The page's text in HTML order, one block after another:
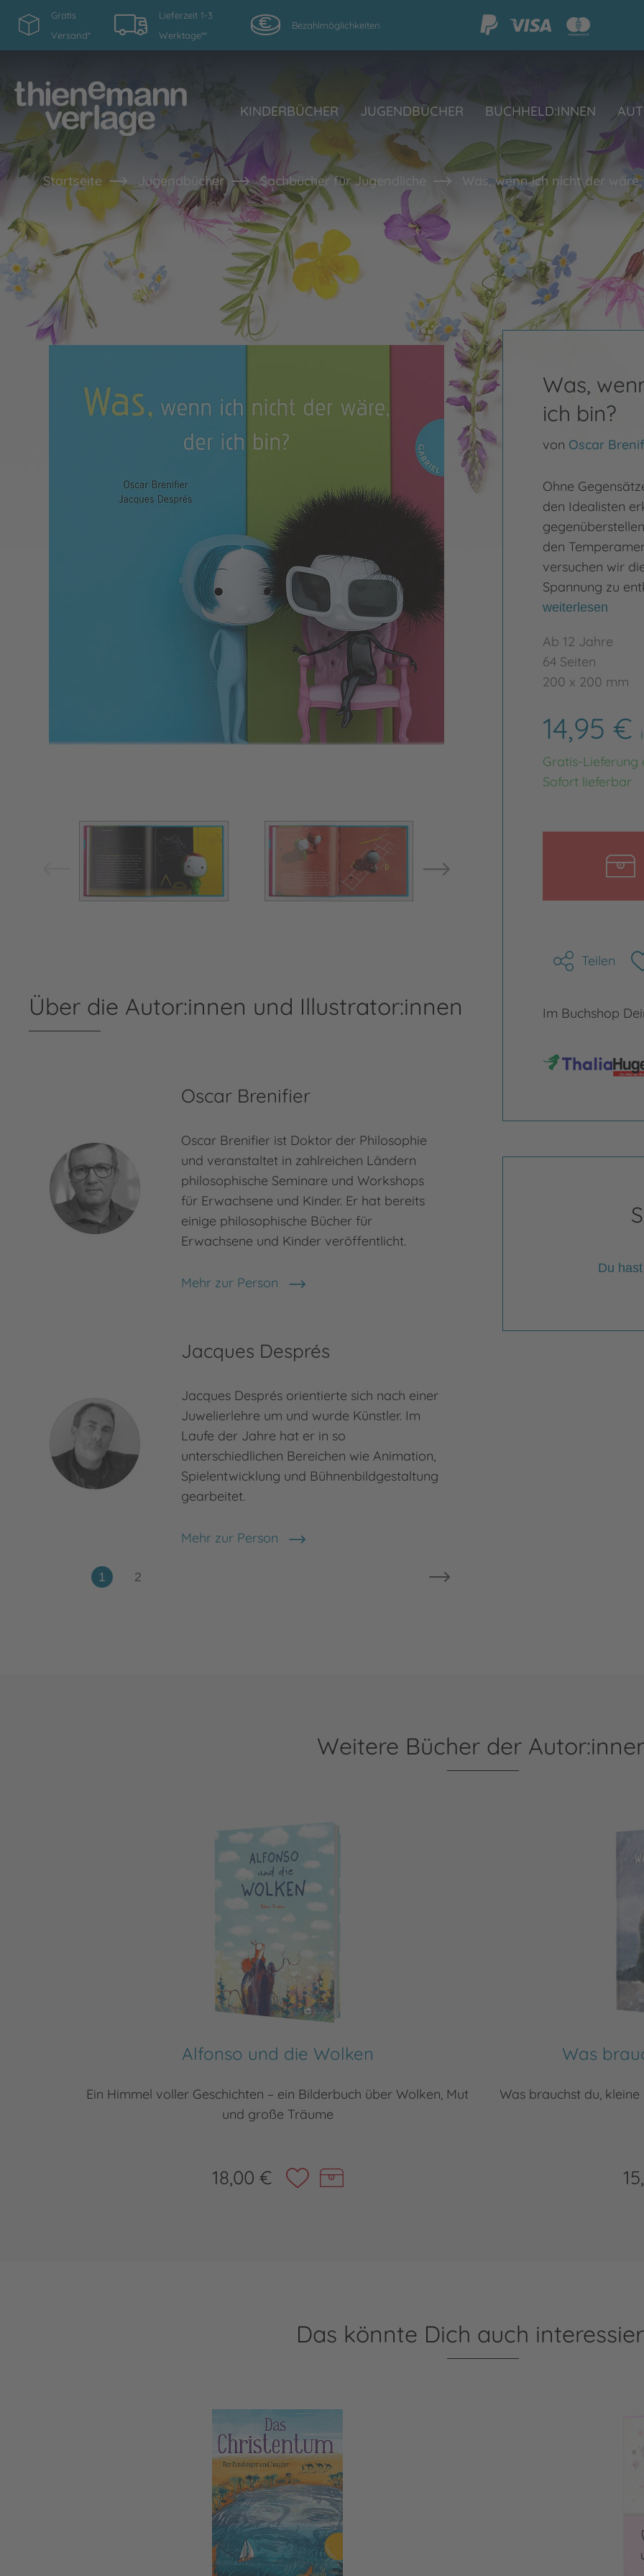
Gratis
Versand*
Lieferzeit 1-3
Werktage**
Bezahlmöglichkeiten
KINDERBÜCHER JUGENDBÜCHER BUCHHELD:INNEN
Startseite Jugendbücher Sachbücher für Jugendliche Was, wenn ich nicht der
Bild vergrößern Bild
Was,
ich bin?
von Oscar
Ohne
den Idealisten
den
versuchen wir
Spannung zu
weiterlesen
Ab 12 Jahre
64 Seiten
200 x 200 mm
14,95 €
Gratis-Lieferung
Sofort lieferbar
Teilen
Im Buchshop
Du
Über die Autor:innen und Illustrator:innen
Oscar Brenifier
Oscar Brenifier ist Doktor der Philosophie
und veranstaltet in zahlreichen Ländern
philosophische Seminare und Workshops
für Erwachsene und Kinder. Er hat bereits
einige philosophische Bücher für
Erwachsene und Kinder veröffentlicht.
Mehr zur Person
Oscar Brenifier
Jacques Després
Jacques Després orientierte sich nach einer
Juwelierlehre um und wurde Künstler. Im
Laufe der Jahre hat er in so
unterschiedlichen Bereichen wie Animation,
Spielentwicklung und Bühnenbildgestaltung
gearbeitet.
Mehr zur Person
Jacques Després
und
Weitere Bücher der
Alfonso und die Wolken
Ein Himmel voller Geschichten – ein Bilderbuch über Wolken, Mut
und große Träume
18,00 €
Was
Was brauchst du,
Das könnte Dich auch